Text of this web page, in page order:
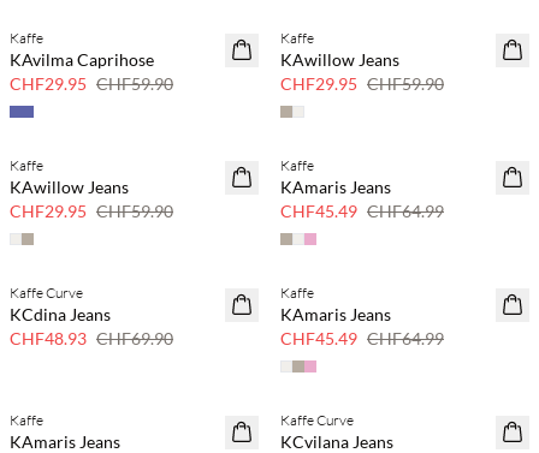
SAVE20
Kaffe
KAvilma Caprihose
CHF29.95 CHF59.90
SAVE20
Kaffe
KAwillow Jeans
CHF29.95 CHF59.90
SAVE20
Kaffe
KAwillow Jeans
CHF29.95 CHF59.90
SAVE20
Kaffe
KAmaris Jeans
CHF45.49 CHF64.99
SAVE20
Kaffe Curve
KCdina Jeans
CHF48.93 CHF69.90
SAVE20
Kaffe
KAmaris Jeans
CHF45.49 CHF64.99
SAVE20
Kaffe
KAmaris Jeans
SAVE20
Kaffe Curve
KCvilana Jeans